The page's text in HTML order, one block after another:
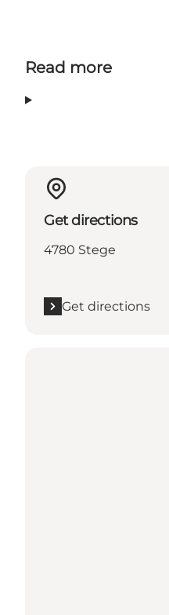
Read more
Get directions
4780 Stege
Get directions